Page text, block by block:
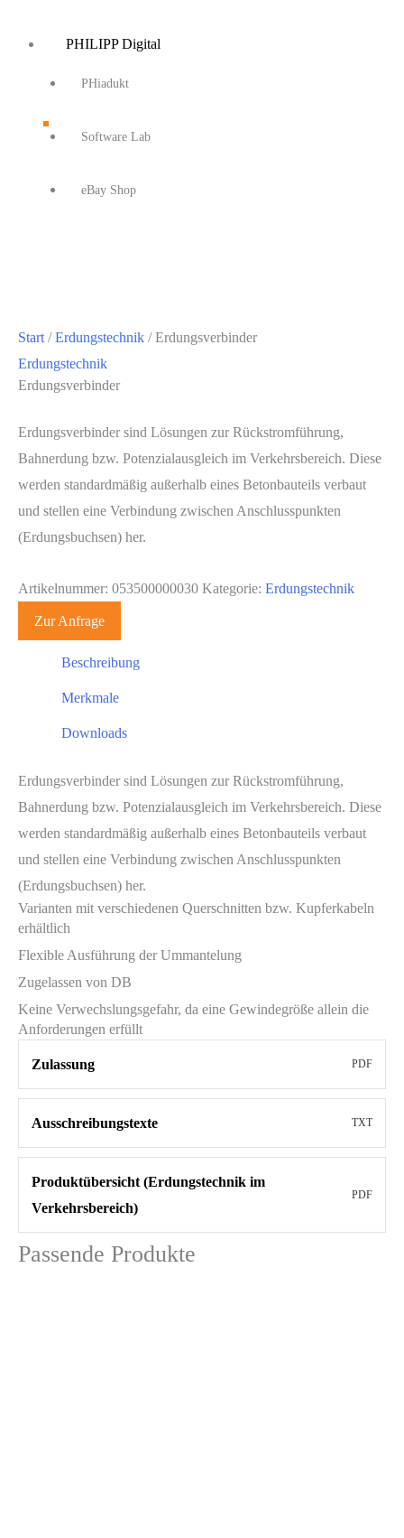
PHILIPP Digital
PHiadukt
Software Lab
eBay Shop
Start /Erdungstechnik / Erdungsverbinder
Erdungstechnik
Erdungsverbinder
Erdungsverbinder sind Lösungen zur Rückstromführung,
Bahnerdung bzw. Potenzialausgleich im Verkehrsbereich. Diese
werden standardmäßig außerhalb eines Betonbauteils verbaut
und stellen eine Verbindung zwischen Anschlusspunkten
(Erdungsbuchsen) her.
Artikelnummer: 053500000030 Kategorie: Erdungstechnik
Zur Anfrage
Beschreibung
Merkmale
Downloads
Erdungsverbinder sind Lösungen zur Rückstromführung,
Bahnerdung bzw. Potenzialausgleich im Verkehrsbereich. Diese
werden standardmäßig außerhalb eines Betonbauteils verbaut
und stellen eine Verbindung zwischen Anschlusspunkten
(Erdungsbuchsen) her.
Varianten mit verschiedenen Querschnitten bzw. Kupferkabeln
erhältlich
Flexible Ausführung der Ummantelung
Zugelassen von DB
Keine Verwechslungsgefahr, da eine Gewindegröße allein die
Anforderungen erfüllt
Zulassung PDF
Ausschreibungstexte TXT
Produktübersicht (Erdungstechnik im
Verkehrsbereich)
PDF
Passende Produkte